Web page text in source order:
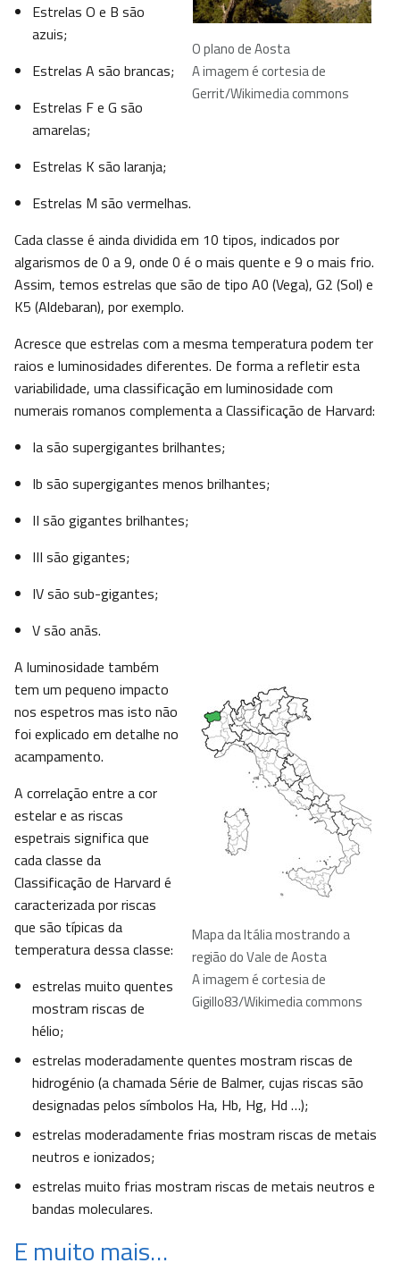
O plano de Aosta
A imagem é cortesia de
Gerrit/Wikimedia commons
Estrelas O e B são
azuis;
Estrelas A são brancas;
Estrelas F e G são
amarelas;
Estrelas K são laranja;
Estrelas M são vermelhas.
Cada classe é ainda dividida em 10 tipos, indicados por
algarismos de 0 a 9, onde 0 é o mais quente e 9 o mais frio.
Assim, temos estrelas que são de tipo A0 (Vega), G2 (Sol) e
K5 (Aldebaran), por exemplo.
Acresce que estrelas com a mesma temperatura podem ter
raios e luminosidades diferentes. De forma a refletir esta
variabilidade, uma classificação em luminosidade com
numerais romanos complementa a Classificação de Harvard:
Ia são supergigantes brilhantes;
Ib são supergigantes menos brilhantes;
II são gigantes brilhantes;
III são gigantes;
IV são sub-gigantes;
V são anãs.
Mapa da Itália mostrando a
região do Vale de Aosta
A imagem é cortesia de
Gigillo83/Wikimedia commons
A luminosidade também
tem um pequeno impacto
nos espetros mas isto não
foi explicado em detalhe no
acampamento.
A correlação entre a cor
estelar e as riscas
espetrais significa que
cada classe da
Classificação de Harvard é
caracterizada por riscas
que são típicas da
temperatura dessa classe:
estrelas muito quentes
mostram riscas de
hélio;
estrelas moderadamente quentes mostram riscas de
hidrogénio (a chamada Série de Balmer, cujas riscas são
designadas pelos símbolos Ha, Hb, Hg, Hd …);
estrelas moderadamente frias mostram riscas de metais
neutros e ionizados;
estrelas muito frias mostram riscas de metais neutros e
bandas moleculares.
E muito mais…